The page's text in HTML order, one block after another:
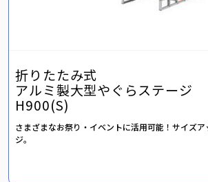
折りたたみ式
アルミ製大型やぐらステージ
H900(S)
さまざまなお祭り・イベントに活用可能！サイズ
ジ。